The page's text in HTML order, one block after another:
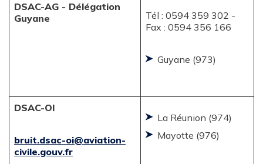
DSAC-AG - Délégation
Guyane
Tél : 0594 359 302 -
Fax : 0594 356 166
Guyane (973)
DSAC-OI
bruit.dsac-oi@aviation-
civile.gouv.fr
La Réunion (974)
Mayotte (976)